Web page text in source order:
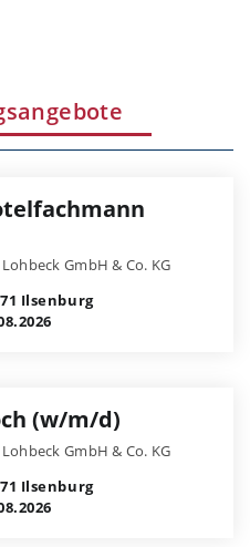
GmbH & Co. KG
Ilsenburg
(w/m/d)
GmbH & Co. KG
Ilsenburg